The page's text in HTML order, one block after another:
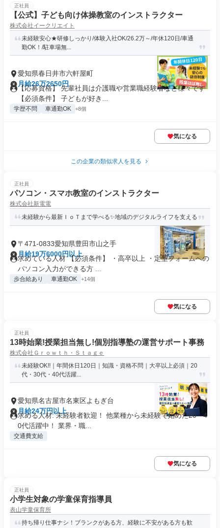
正社員
【公式】子ども向け体操教室のインストラクター
株式会社イークリエイト
未経験安心★研修しっかり/体験入社OK/26.2万～/年休120日/車通
勤OK！/駐車場無...
愛知県春日井市六軒屋町
月給26万2650円
【応募資格】 先輩社員は介護職や営業職経験者など様々です
【必須条件】 子どもが好き...
学歴不問 車通勤OK +8個
気になる
この企業の類似求人を見る
正社員
パソコン・スマホ教室のインストラクター
株式会社新電電
未経験から最新ＩｏＴまで学べる✨地域のデジタルライフを支える
〒471-0833愛知県豊田市山之手
月給19万6000円以上
求めている人材 【必須条件】 ・高卒以上 ・定型フォームへの
パソコン入力ができる方 ...
歩合給あり 車通勤OK +14個
気になる
正社員
13時始業!授業担当無し!個別指導塾の運営サポート事務
株式会社Ｇｒｏｗｔｈ・Ｓｔａｇｅ
未経験OK!!｜年間休日120日｜知識・資格不問｜大卒以上必須｜20
代・30代・40代活躍...
愛知県名古屋市名東区よもぎ台
月給24万円以上
求める人材: 未経験者歓迎！ 他業種から未経験で始めた20～4
0代活躍中！ 業界・職...
交通費支給
気になる
正社員
小学生対象の学童保育指導員
表山学童保育所
持ち帰り仕事ナシ！ブランクがある方、経験に不安がある方も歓